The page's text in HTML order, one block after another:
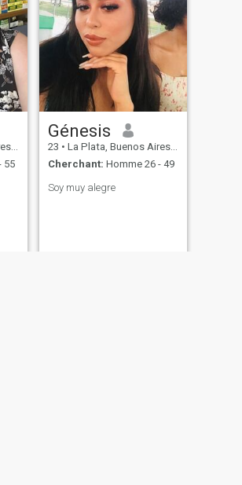
55
Génesis
23 • La Plata, Buenos Aires, Argentine
Cherchant: Homme 26 - 49
Soy muy alegre